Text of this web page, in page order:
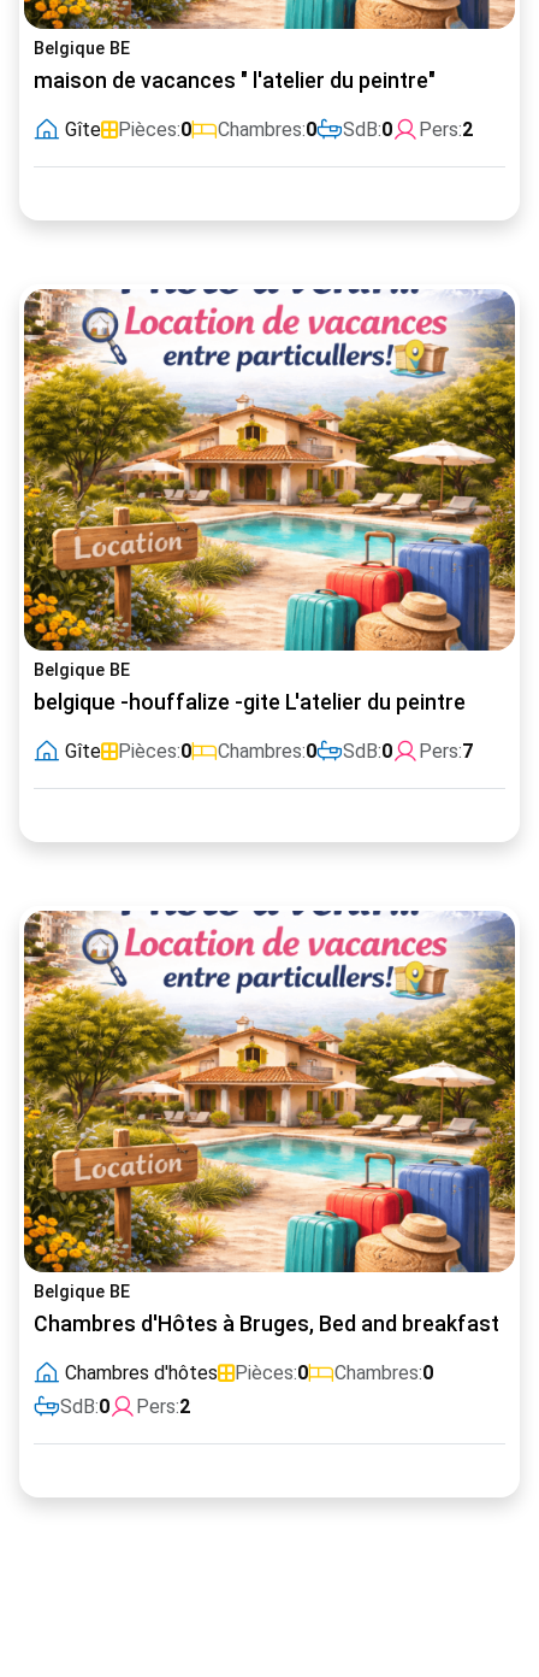
Belgique BE
maison de vacances " l'atelier du peintre"
Gîte Pièces:0 Chambres:0 SdB:0 Pers:2
Belgique BE
belgique -houffalize -gite L'atelier du peintre
Gîte Pièces:0 Chambres:0 SdB:0 Pers:7
Belgique BE
Chambres d'Hôtes à Bruges, Bed and breakfast
Chambres d'hôtes Pièces:0 Chambres:0
SdB:0 Pers:2